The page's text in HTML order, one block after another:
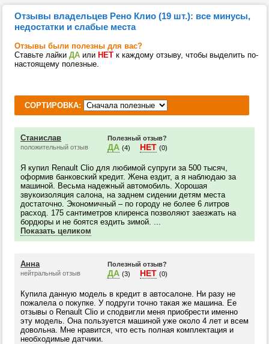
Отзывы владельцев Рено Клио (19 шт.): все минусы,
недостатки и слабые места
Отзывы были полезны для вас?
Ставьте лайки ДА или НЕТ к каждому отзыву, чтобы выделить по-
настоящему полезные.
СОРТИРОВКА:
Станислав
положительный отзыв
Полезный отзыв?
ДА (4) НЕТ (0)
Я купил Renault Clio для любимой супруги за 500 тысяч,
оформив банковский кредит. Жена ездит, а я наблюдаю за
машиной. Весьма надежный автомобиль. Хорошая
звукоизоляция салона, на заднем сидении детям места
достаточно. Экономичный – по городу не более 6 литров
расход. 175 сантиметров клиренса позволяют заезжать на
бордюры и не боятся ездить зимой. ...
Показать целиком
Анна
нейтральный отзыв
Полезный отзыв?
ДА (3) НЕТ (0)
Купила данную модель в кредит в автосалоне. Ни разу не
пожалела о покупке. У подруги точно такая же машина. Ее
отзывы о Renault Clio и сподвигли меня приобрести именно
эту модель. Она пользуется машиной уже около 4 лет и всем
довольна. Мне нравится, что есть полная комплектация и
необходимые датчики.